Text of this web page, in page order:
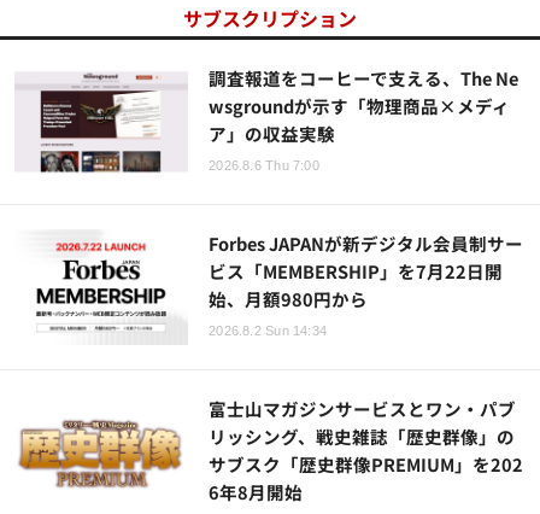
サブスクリプション
調査報道をコーヒーで支える、The Ne
wsgroundが示す「物理商品×メディ
ア」の収益実験
2026.8.6 Thu 7:00
Forbes JAPANが新デジタル会員制サー
ビス「MEMBERSHIP」を7月22日開
始、月額980円から
2026.8.2 Sun 14:34
富士山マガジンサービスとワン・パブ
リッシング、戦史雑誌「歴史群像」の
サブスク「歴史群像PREMIUM」を202
6年8月開始